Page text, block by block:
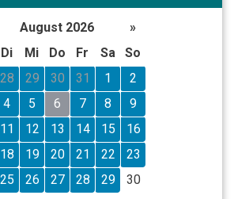
August 2026
»
Di Mi Do Fr Sa
So
28 29 30 31 1
2
4 5 6 7 8
9
11 12 13 14 15
16
18 19 20 21 22
23
25 26 27 28 29
30